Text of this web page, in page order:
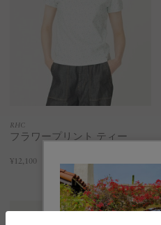
RHC
フラワープリント ティー
¥12,100